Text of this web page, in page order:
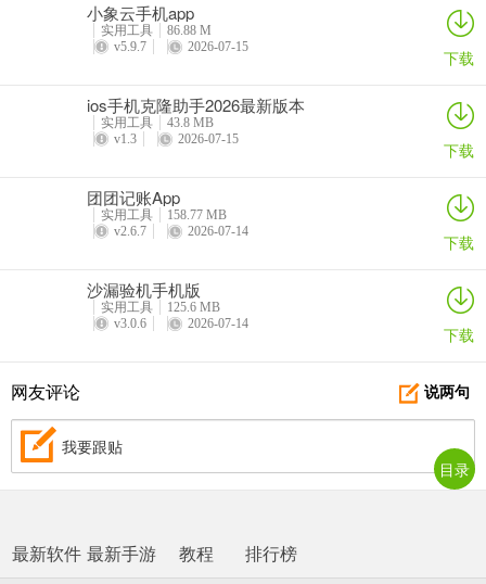
小象云手机app
实用工具
86.88 M
v5.9.7
2026-07-15 下载
ios手机克隆助手2026最新版本
实用工具
43.8 MB
v1.3
2026-07-15 下载
团团记账App
实用工具
158.77 MB
v2.6.7
2026-07-14 下载
沙漏验机手机版
实用工具
125.6 MB
v3.0.6
2026-07-14 下载
说两句
网友评论
我要跟贴
最新软件 最新手游 教程 排行榜
目录